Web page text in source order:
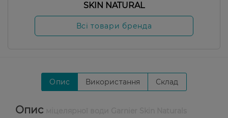
SKIN NATURAL
Всі товари бренда
Опис Використання Склад
Опис